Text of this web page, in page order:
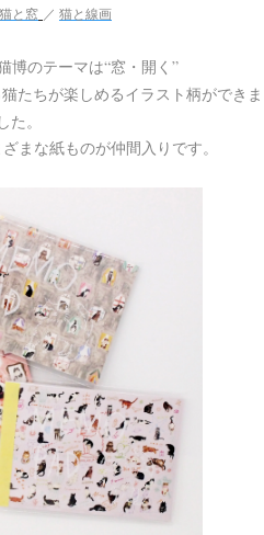
猫と窓 ／ 猫と線画
博のテーマは“窓・開く”
猫たちが楽しめるイラスト柄ができま
した。
まな紙ものが仲間入りです。